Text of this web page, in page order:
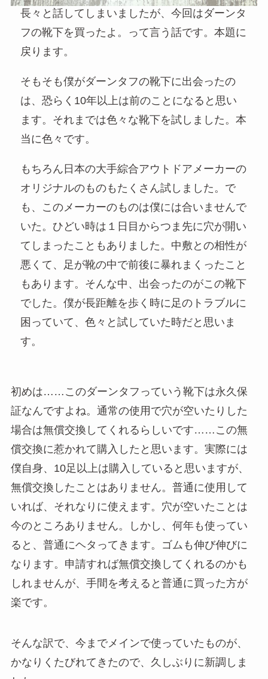
長々と話してしまいましたが、今回はダーンタ
フの靴下を買ったよ。って言う話です。本題に
戻ります。
そもそも僕がダーンタフの靴下に出会ったの
は、恐らく10年以上は前のことになると思い
ます。それまでは色々な靴下を試しました。本
当に色々です。
もちろん日本の大手綜合アウトドアメーカーの
オリジナルのものもたくさん試しました。で
も、このメーカーのものは僕には合いませんで
いた。ひどい時は１日目からつま先に穴が開い
てしまったこともありました。中敷との相性が
悪くて、足が靴の中で前後に暴れまくったこと
もあります。そんな中、出会ったのがこの靴下
でした。僕が長距離を歩く時に足のトラブルに
困っていて、色々と試していた時だと思いま
す。
初めは……このダーンタフっていう靴下は永久保
証なんですよね。通常の使用で穴が空いたりした
場合は無償交換してくれるらしいです……この無
償交換に惹かれて購入したと思います。実際には
僕自身、10足以上は購入していると思いますが、
無償交換したことはありません。普通に使用して
いれば、それなりに使えます。穴が空いたことは
今のところありません。しかし、何年も使ってい
ると、普通にヘタってきます。ゴムも伸び伸びに
なります。申請すれば無償交換してくれるのかも
しれませんが、手間を考えると普通に買った方が
楽です。
そんな訳で、今までメインで使っていたものが、
かなりくたびれてきたので、久しぶりに新調しま